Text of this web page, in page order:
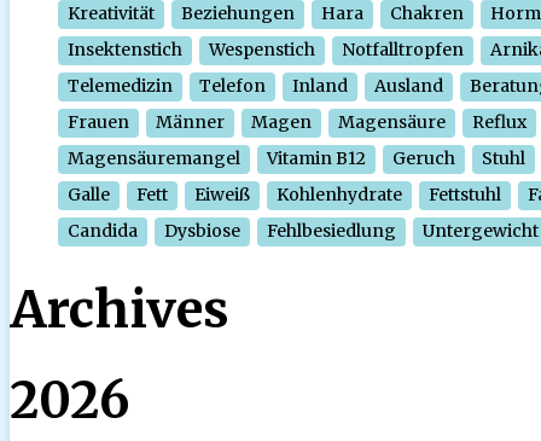
Kreativität
Beziehungen Hara Chakren
Insektenstich
Wespenstich Notfalltropfen
Telemedizin
Telefon Inland Ausland
Frauen
Männer Magen Magensäure
Reflux
Magensäuremangel
Vitamin B12 Geruch
Stuhl
Galle
Fett Eiweiß Kohlenhydrate Fettstuhl
Candida
Dysbiose Fehlbesiedlung Untergewicht
Archives
2026